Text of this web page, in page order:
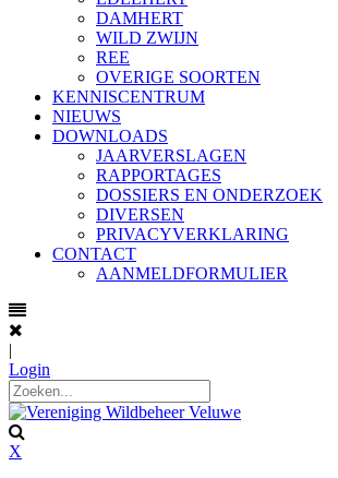
DAMHERT
WILD ZWIJN
REE
OVERIGE SOORTEN
KENNISCENTRUM
NIEUWS
DOWNLOADS
JAARVERSLAGEN
RAPPORTAGES
DOSSIERS EN ONDERZOEK
DIVERSEN
PRIVACYVERKLARING
CONTACT
AANMELDFORMULIER
|
Login
X